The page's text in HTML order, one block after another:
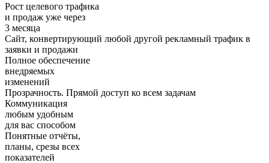
Рост целевого трафика
и продаж уже через
3 месяца
Cайт, конвертирующий любой другой рекламный трафик в
заявки и продажи
Полное обеспечение
внедряемых
изменений
Прозрачность. Прямой доступ ко всем задачам
Коммуникация
любым удобным
для вас способом
Понятные отчёты,
планы, срезы всех
показателей